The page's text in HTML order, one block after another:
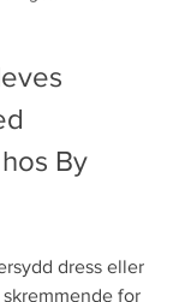
By
dress eller
for